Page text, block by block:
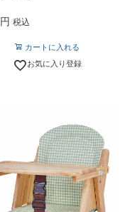
税込
カートに入れる
お気に入り登録